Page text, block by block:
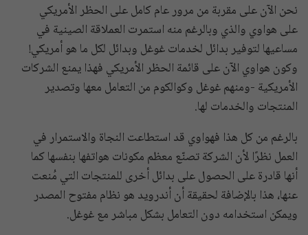
نحن الآن على مقربة من مرور عام كامل على الحظر الأمريكي
على هواوي والذي وبالرغم منه استمرت العملاقة الصينية في
مساعيها لتوفير بدائل لخدمات غوغل وبدائل لكل ما هو أمريكي!
وكون هواوي الآن على قائمة الحظر الأمريكي فهذا يمنع الشركات
الأمريكية -ومنهم غوغل وكوالكوم من التعامل معها وتصدير
المنتجات والخدمات لها.
بالرغم من كل هذا فهواوي قد استطاعت النجاة والاستمرار في
العمل نظرًا لأن الشركة تصنّع معظم مكونات هواتفها بنفسها كما
أنها قادرة على الحصول على بدائل أخرى للمنتجات التي مُنعت
عنها، هذا بالإضافة لحقيقة أن أندرويد هو نظام مفتوح المصدر
ويمكن استخدامه دون التعامل بشكل مباشر مع غوغل.